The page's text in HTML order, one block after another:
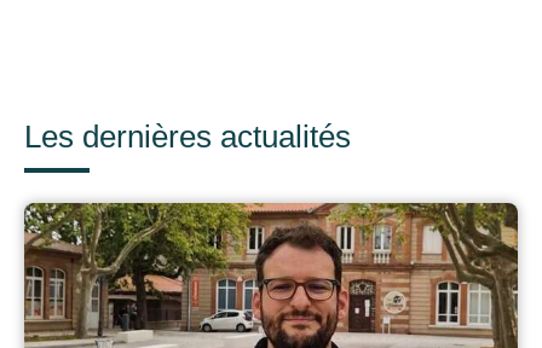
Les dernières actualités